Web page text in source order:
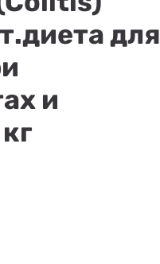
для
и